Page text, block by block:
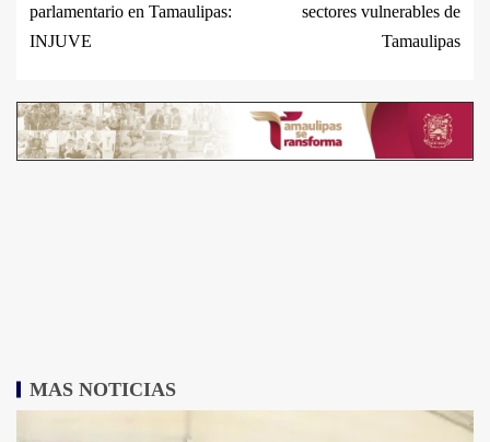
parlamentario en Tamaulipas:
INJUVE
sectores vulnerables de
Tamaulipas
MAS NOTICIAS